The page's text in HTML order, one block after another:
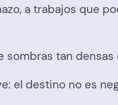
a trabajos que
sombras tan
el destino no es